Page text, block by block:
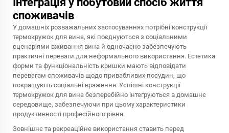
споживачів
У домашніх розважальних застосуваннях потрібні конструкції
термокружок для вина, які поєднуються з соціальними
сценаріями вживання вина й одночасно забезпечують
практичні переваги для неформального використання. Естетика
форми та функціональність кришки мають відповідати
перевагам споживачів щодо привабливих посудин, що
покращують соціальні враження. Успішні конструкції
термокружок для вина безперебійно інтегруються в домашнє
середовище, забезпечуючи при цьому характеристики
продуктивності професійного рівня.
Зовнішнє та рекреаційне використання ставить перед